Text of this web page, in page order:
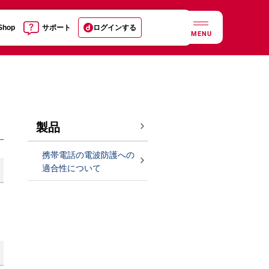
サポート ログインする
MENU
製品
携帯電話の電波防護への
適合性について